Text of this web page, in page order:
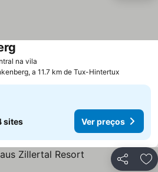
na vila
a 11.7 km de Tux-Hintertux
sites Ver preços
Partilhar